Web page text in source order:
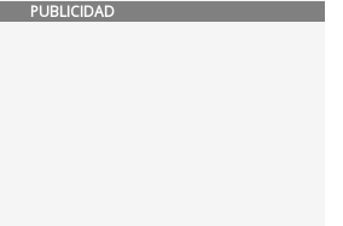
PUBLICIDAD